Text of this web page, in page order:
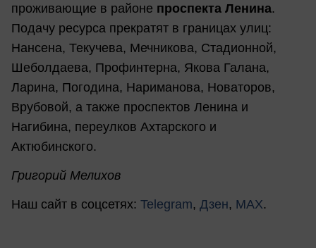
проживающие в районе проспекта Ленина.
Подачу ресурса прекратят в границах улиц:
Нансена, Текучева, Мечникова, Стадионной,
Шеболдаева, Профинтерна, Якова Галана,
Ларина, Погодина, Нариманова, Новаторов,
Врубовой, а также проспектов Ленина и
Нагибина, переулков Ахтарского и
Актюбинского.
Григорий Мелихов
Наш сайт в соцсетях: Telegram, Дзен, MAX.